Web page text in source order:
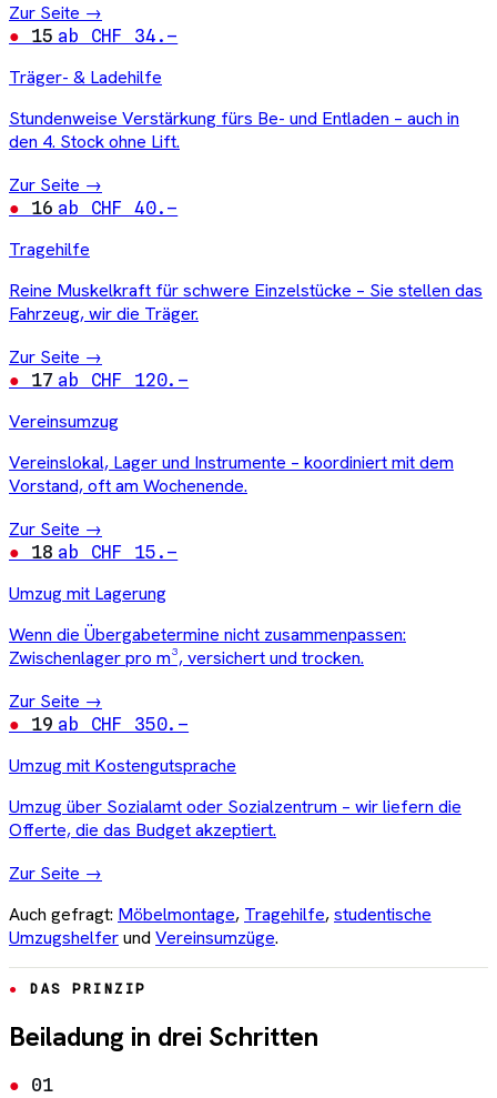
Zur Seite →
15 ab CHF 34.–
Träger- & Ladehilfe
Stundenweise Verstärkung fürs Be- und Entladen – auch in
den 4. Stock ohne Lift.
Zur Seite →
16 ab CHF 40.–
Tragehilfe
Reine Muskelkraft für schwere Einzelstücke – Sie stellen das
Fahrzeug, wir die Träger.
Zur Seite →
17 ab CHF 120.–
Vereinsumzug
Vereinslokal, Lager und Instrumente – koordiniert mit dem
Vorstand, oft am Wochenende.
Zur Seite →
18 ab CHF 15.–
Umzug mit Lagerung
Wenn die Übergabetermine nicht zusammenpassen:
Zwischenlager pro m³, versichert und trocken.
Zur Seite →
19 ab CHF 350.–
Umzug mit Kostengutsprache
Umzug über Sozialamt oder Sozialzentrum – wir liefern die
Offerte, die das Budget akzeptiert.
Zur Seite →
Auch gefragt: Möbelmontage, Tragehilfe,studentische
Umzugshelferund Vereinsumzüge.
DAS PRINZIP
Beiladung in drei Schritten
01